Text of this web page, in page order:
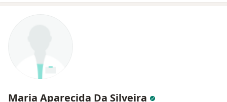
Maria Aparecida Da Silveira